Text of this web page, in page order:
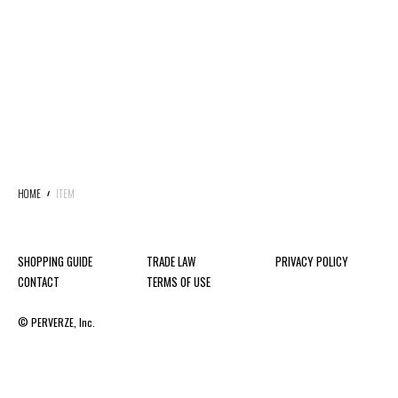
HOME ITEM
SHOPPING GUIDE
CONTACT
TRADE LAW
TERMS OF USE
PRIVACY POLICY
© PERVERZE, Inc.